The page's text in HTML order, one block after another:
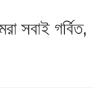
সবাই গর্বিত,